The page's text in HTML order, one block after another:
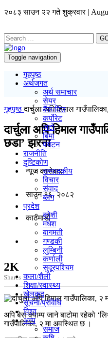
२०८३ साउन २२ गते शुक्रवार |
Toggle navigation
गृहपृष्ठ
अर्थजगत
अर्थ समाचार
सेयर
बैंक/वित्त
कर्पोरेट
अटो
बिमा
पर्यटन
राजनीति
दृष्टिकोण
सम्पादकीय
विचार
संवाद
ब्लग
प्रदेश
कोशी
मधेश
बागमती
गण्डकी
लुम्बिनी
कर्णाली
सुदूरपश्चिम
कला/शैली
शिक्षा/स्वास्थ्य
खेलकुद
सूचना/प्रविधि
विश्व
अन्य
समाज
गृहपृष्ठदार्चुला अपि हिमाल
दार्चुला अपि हिमाल
छडा’ झरना
न्यूज काराेबार
साउन १६, २०८२
काठमाडाैं
2K
Shares
अपि बेस क्याम्प जाने बाटोमा रहेको
गाउँपालिका, २ मा अवस्थित छ ।